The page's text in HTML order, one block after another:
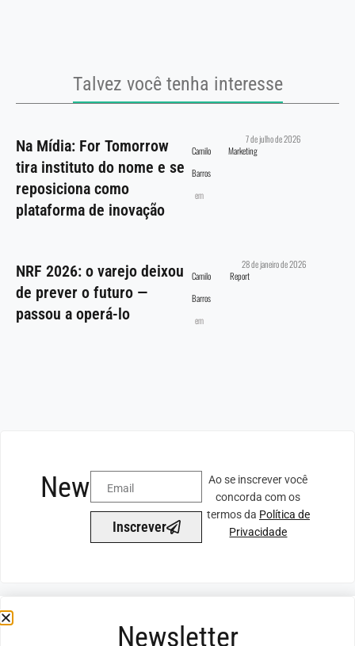
Talvez você tenha interesse
Na Mídia: For Tomorrow
tira instituto do nome e se
reposiciona como
plataforma de inovação
Camilo
Barros
em
Marketing
7 de julho de 2026
NRF 2026: o varejo deixou
de prever o futuro —
passou a operá-lo
Camilo
Barros
em
Report
28 de janeiro de 2026
Newsletter
Inscrever
Ao se inscrever você
concorda com os
termos da Política de
Privacidade
Newsletter